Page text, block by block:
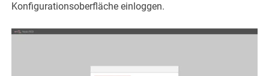
Konfigurationsoberfläche einloggen.